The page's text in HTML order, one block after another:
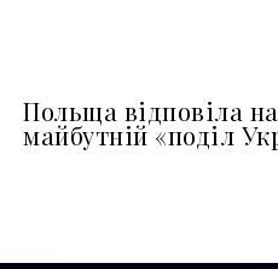
Польща відповіла
майбутній «поділ